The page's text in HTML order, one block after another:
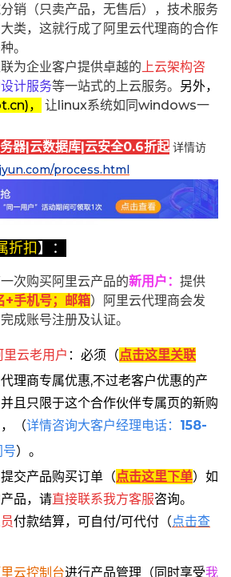
销（只卖产品，无售后），技术服务
类，这就行成了阿里云代理商的合作
。
为企业客户提供卓越的 上云架构咨
计服务等一站式的上云服务。 另外，
，
让linux系统如同windows一
器|云数据库|云安全0.6折起 详情访
process.html
折扣】：
次购买阿里云产品的新用户 ： 提供
+手机号；邮箱）阿里云代理商会发
成账号注册及认证。
里云老用户 ： 必须 （点击这里关联
理商专属优惠,不过老客户优惠的产
且只限于这个合作伙伴专属页的新购
（详情咨询大客户经理电话： 158-
号）。
交产品购买订单（点击这里下单） 如
品，请直接联系我方客服咨询。
付款结算，可自付/可代付（点击查
云控制台进行产品管理（同时享受我